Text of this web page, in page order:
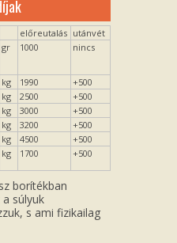
előreutalás utánvét
gr 1000 nincs
kg 1990
+500
kg 2500
+500
kg 3000
+500
kg 3200
+500
kg 4500
+500
kg 1700 +500
borítékban
súlyuk
s ami fizikailag